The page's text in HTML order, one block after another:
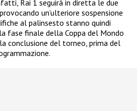
Rai 1 seguirà in diretta le due
un’ulteriore sospensione
al palinsesto stanno quindi
fase finale della Coppa del Mondo
conclusione del torneo, prima del